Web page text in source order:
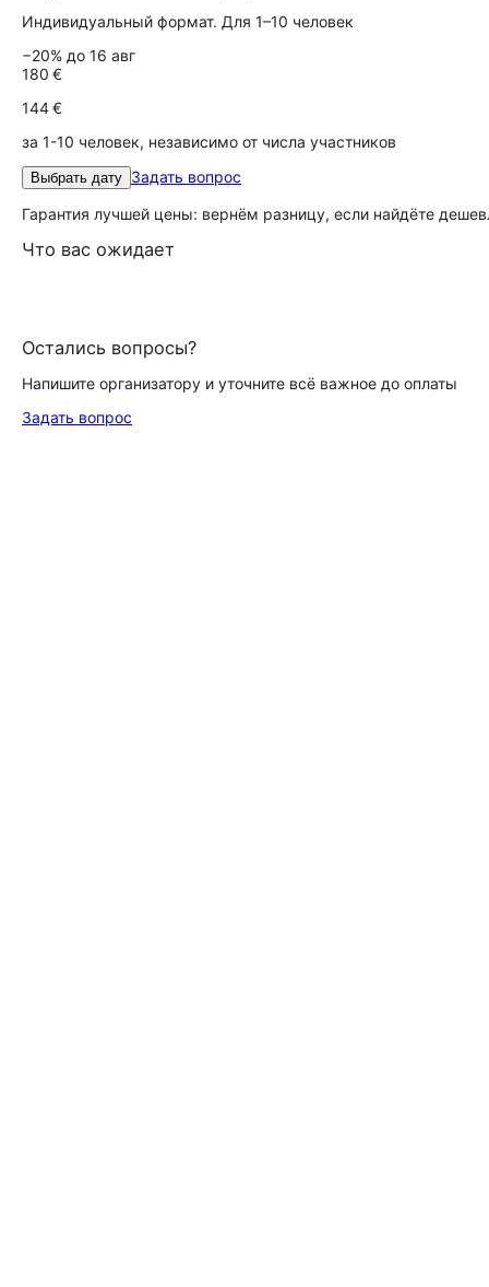
Индивидуальный формат. Для 1–10 человек
−20% до 16 авг
180 €
144 €
за 1-10 человек, независимо от числа участников
Выбрать дату Задать вопрос
Гарантия лучшей цены: вернём разницу, если найдёте
Что вас ожидает
Остались вопросы?
Напишите организатору и уточните всё важное до оплаты
Задать вопрос